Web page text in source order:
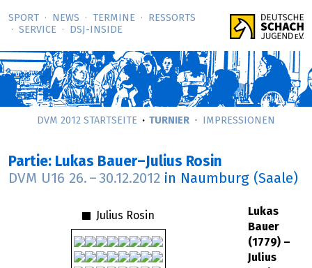
SPORT NEWS TERMINE
RESSORTS
SERVICE
DSJ-­INSIDE
DVM 2012 STARTSEITE TURNIER IMPRESSIONEN
Partie: Lukas Bauer–Julius Rosin
DVM U16 26. – 30.12.2012 in Naumburg (Saale)
Julius Rosin
Lukas
Bauer
(1779) –
Julius